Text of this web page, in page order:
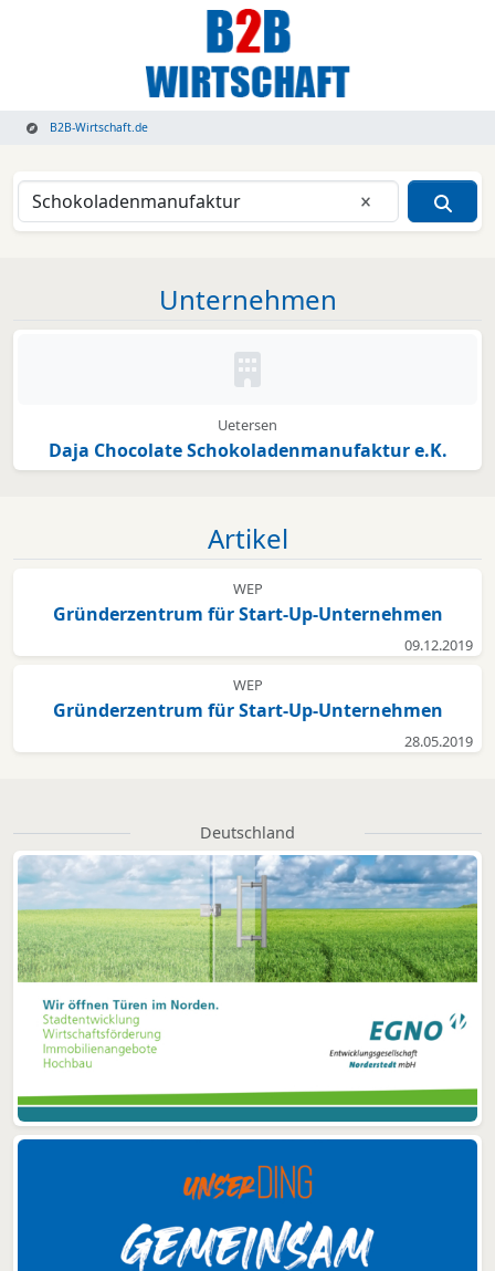
B2B-Wirtschaft.de
Eingabe
Unternehmen
Kein Bild oder Logo hinterlegt
Uetersen
Daja Chocolate Schokoladenmanufaktur e.K.
Artikel
WEP
Gründerzentrum für Start-Up-Unternehmen
09.12.2019
WEP
Gründerzentrum für Start-Up-Unternehmen
28.05.2019
Deutschland